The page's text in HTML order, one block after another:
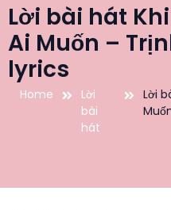
Lời bài hát
Ai Muốn –
lyrics
Home
Lời
bài
hát
Lời